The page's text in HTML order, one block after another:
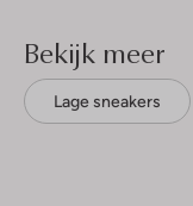
Bekijk meer
Lage sneakers